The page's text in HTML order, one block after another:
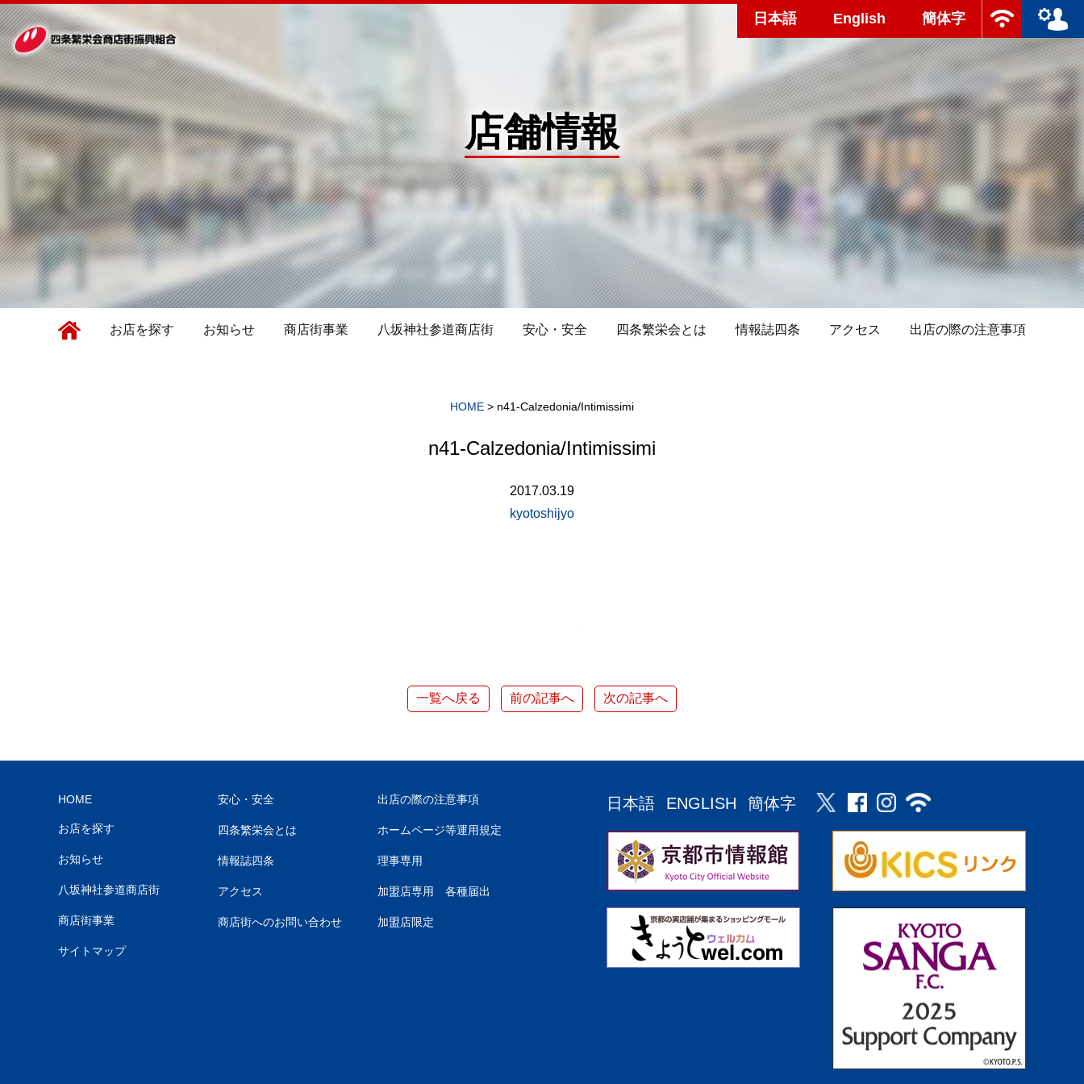
日本語 English 簡体字
店舗情報
お店を探す お知らせ 商店街事業 八坂神社参道商店街 安心・安全 四条繁栄会とは 情報誌四条 アクセス 出店の際の注意事項
HOME > n41-Calzedonia/Intimissimi
n41-Calzedonia/Intimissimi
2017.03.19
kyotoshijyo
一覧へ戻る 前の記事へ 次の記事へ
HOME
お店を探す
お知らせ
八坂神社参道商店街
商店街事業
サイトマップ
安心・安全
四条繁栄会とは
情報誌四条
アクセス
商店街へのお問い合わせ
出店の際の注意事項
ホームページ等運用規定
理事専用
加盟店専用 各種届出
加盟店限定
日本語 ENGLISH 簡体字